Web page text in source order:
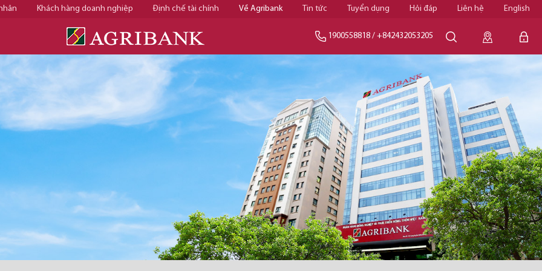
Khách hàng doanh nghiệp Định chế tài chính Về Agribank Tin tức Tuyển dụng Hỏi đáp Liên hệ English
1900558818 / +842432053205